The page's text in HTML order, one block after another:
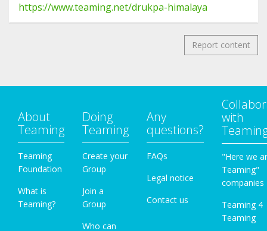
https://www.teaming.net/drukpa-himalaya
Report content
About
Teaming
Teaming
Foundation
What is
Teaming?
Doing
Teaming
Create your
Group
Join a
Group
Who can
Any
questions?
FAQs
Legal notice
Contact us
with
"Here we
Teaming"
companies
Teaming 4
Teaming